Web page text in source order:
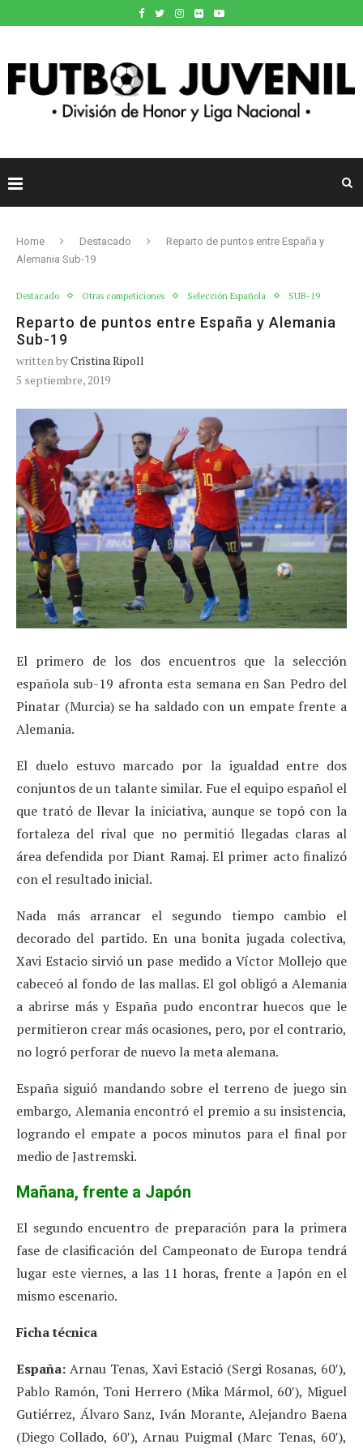
Home Destacado
Reparto de puntos entre España y
Alemania Sub-19
Destacado Otras competiciones Selección Española SUB-19
Reparto de puntos entre España y Alemania
Sub-19
written byCristina Ripoll
5 septiembre, 2019
El primero de los dos encuentros que la selección
española sub-19 afronta esta semana en San Pedro del
Pinatar (Murcia) se ha saldado con un empate frente a
Alemania.
El duelo estuvo marcado por la igualdad entre dos
conjuntos de un talante similar. Fue el equipo español el
que trató de llevar la iniciativa, aunque se topó con la
fortaleza del rival que no permitió llegadas claras al
área defendida por Diant Ramaj. El primer acto finalizó
con el resultado inicial.
Nada más arrancar el segundo tiempo cambio el
decorado del partido. En una bonita jugada colectiva,
Xavi Estacio sirvió un pase medido a Víctor Mollejo que
cabeceó al fondo de las mallas. El gol obligó a Alemania
a abrirse más y España pudo encontrar huecos que le
permitieron crear más ocasiones, pero, por el contrario,
no logró perforar de nuevo la meta alemana.
España siguió mandando sobre el terreno de juego sin
embargo, Alemania encontró el premio a su insistencia,
logrando el empate a pocos minutos para el final por
medio de Jastremski.
Mañana, frente a Japón
El segundo encuentro de preparación para la primera
fase de clasificación del Campeonato de Europa tendrá
lugar este viernes, a las 11 horas, frente a Japón en el
mismo escenario.
Ficha técnica
España: Arnau Tenas, Xavi Estació (Sergi Rosanas, 60′),
Pablo Ramón, Toni Herrero (Mika Mármol, 60′), Miguel
Gutiérrez, Álvaro Sanz, Iván Morante, Alejandro Baena
(Diego Collado, 60′), Arnau Puigmal (Marc Tenas, 60′),